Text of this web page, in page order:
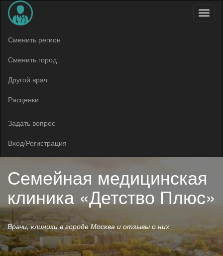
Меню
Сменить регион
Сменить город
Другой врач
Расценки
Задать вопрос
Вход/Регистрация
Семейная медицинская
клиника «Детство Плюс»
Врачи, клиники в городе Москва и отзывы о них